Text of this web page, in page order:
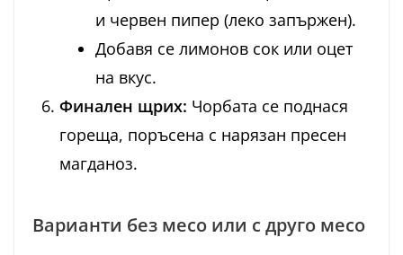
и червен пипер (леко запържен).
Добавя се лимонов сок или оцет
на вкус.
Финален щрих: Чорбата се поднася
гореща, поръсена с нарязан пресен
магданоз.
Варианти без месо или с друго месо